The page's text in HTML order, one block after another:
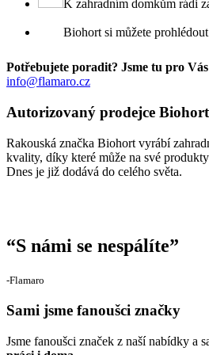
K zahradním domkům rádi
Biohort si můžete
Potřebujete poradit? Jsme tu pro
info@flamaro.cz
Autorizovaný prodejce Biohort
Rakouská značka Biohort vyrábí
kvality, díky které může na své
Dnes je již dodává do celého světa.
“S námi se nespálíte”
‐Flamaro
Sami jsme fanoušci značky
Jsme fanoušci značek z naší nabídky a